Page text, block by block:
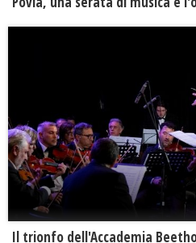
Il trionfo dell'Accademia